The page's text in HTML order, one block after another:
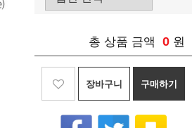
총 상품 금액 0 원
장바구니 구매하기